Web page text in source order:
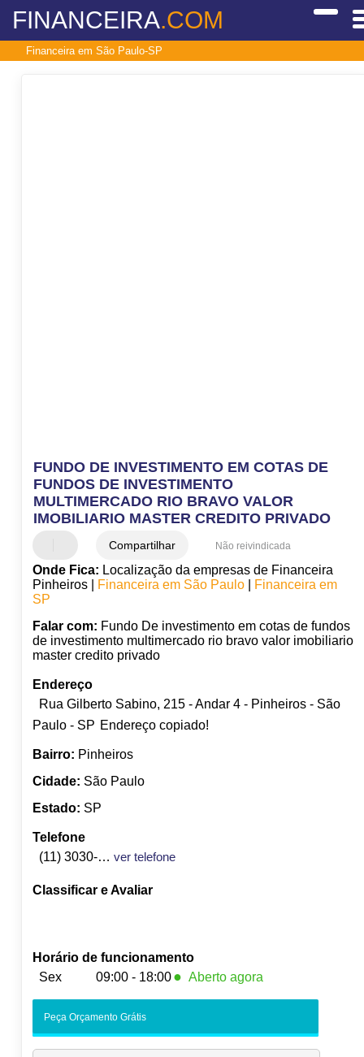
FINANCEIRA.COM
Financeira em São Paulo-SP
FUNDO DE INVESTIMENTO EM COTAS DE
FUNDOS DE INVESTIMENTO
MULTIMERCADO RIO BRAVO VALOR
IMOBILIARIO MASTER CREDITO PRIVADO
Compartilhar Não reivindicada
Onde Fica: Localização da empresas de Financeira
Pinheiros |
Financeira em São Paulo|
Financeira em
SP
Falar com: Fundo De investimento em cotas de fundos
de investimento multimercado rio bravo valor imobiliario
master credito privado
Endereço
Rua Gilberto Sabino, 215 - Andar 4 - Pinheiros - São
Paulo - SP Endereço copiado!
Bairro: Pinheiros
Cidade: São Paulo
Estado: SP
Telefone
(11) 3030-7172
ver telefone
Classificar e Avaliar
Horário de funcionamento
Sex
09:00 - 18:00 ● Aberto agora
-
Qua:
09:00-18:00
Peça Orçamento Grátis